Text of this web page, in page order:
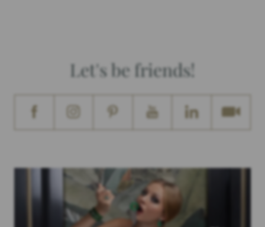
Let's be friends!